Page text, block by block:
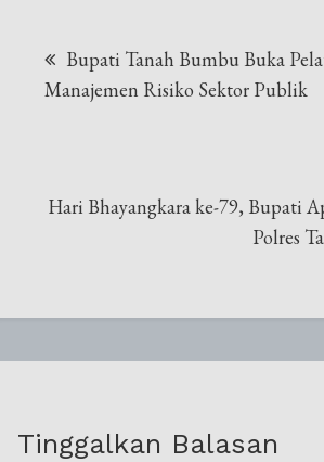
pos
Bupati Tanah Bumbu Buka
Manajemen Risiko Sektor Publik
Hari Bhayangkara ke-79, Bupati
Polres
Tinggalkan Balasan